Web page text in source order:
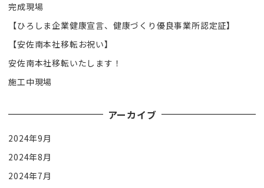
完成現場
【ひろしま企業健康宣言、健康づくり優良事業所認定証】
【安佐南本社移転お祝い】
安佐南本社移転いたします！
施工中現場
アーカイブ
2024年9月
2024年8月
2024年7月